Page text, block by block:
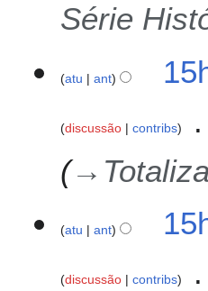
Série
atu ant
discussão contribs
→
atu ant
discussão contribs